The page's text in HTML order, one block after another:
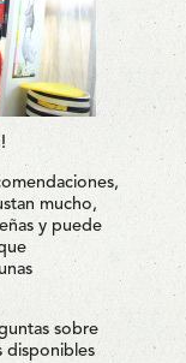
mucho,
y puede
sobre
disponibles